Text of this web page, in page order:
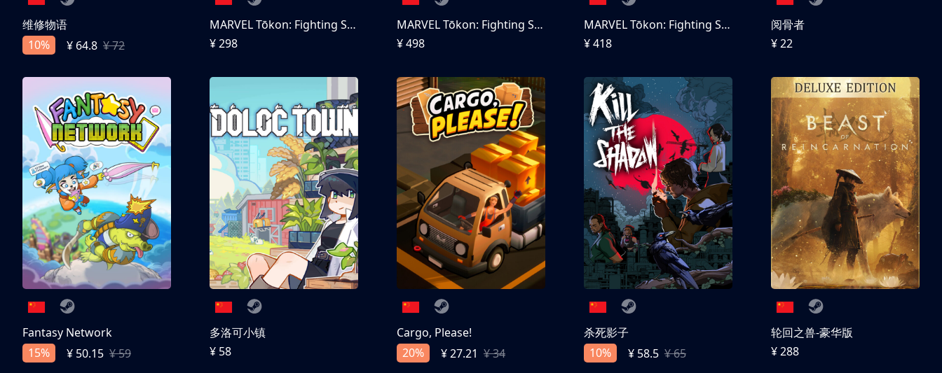
维修物语
10%
¥ 64.8 ¥ 72
MARVEL Tōkon: Fighting Souls
¥ 298
MARVEL Tōkon: Fighting Souls 终极版
¥ 498
MARVEL Tōkon: Fighting Souls 数字豪华版
¥ 418
阅骨者
¥ 22
Fantasy Network
15%
¥ 50.15 ¥ 59
多洛可小镇
¥ 58
Cargo, Please!
20%
¥ 27.21 ¥ 34
杀死影子
10%
¥ 58.5 ¥ 65
轮回之兽-豪华版
¥ 288